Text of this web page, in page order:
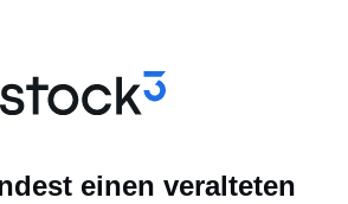
einen veralteten